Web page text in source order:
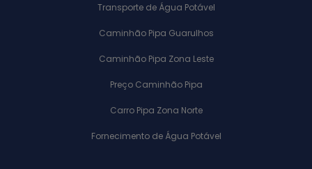
Transporte de Água Potável
Caminhão Pipa Guarulhos
Caminhão Pipa Zona Leste
Preço Caminhão Pipa
Carro Pipa Zona Norte
Fornecimento de Água Potável